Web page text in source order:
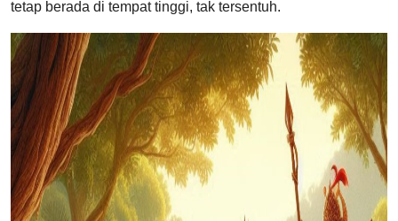
tetap berada di tempat tinggi, tak tersentuh.